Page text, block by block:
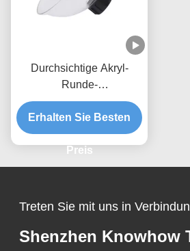
Durchsichtige Akryl-
Runde-
Räucherabzugsspritze
mit Kapuze CE-
Zertifizierung
Erhalten Sie Besten
Preis
Treten Sie mit uns in
Shenzhen Knowhow